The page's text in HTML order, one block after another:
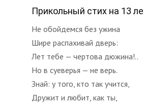
Прикольный стих на 13
Не обойдемся без ужина
Шире распахивай дверь:
Лет тебе — чертова дюжина!..
Но в суеверья — не верь.
Знай: у того, кто так учится,
Дружит и любит, как ты,